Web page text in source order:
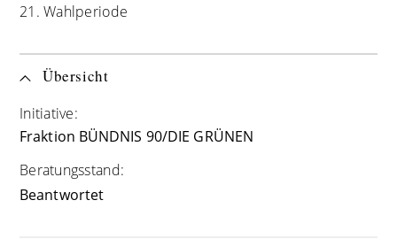
21. Wahlperiode
Übersicht
Initiative:
Fraktion BÜNDNIS 90/DIE GRÜNEN
Beratungsstand:
Beantwortet